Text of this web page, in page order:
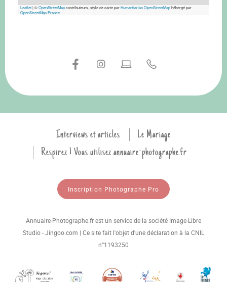
Leaflet|©OpenStreetMapcontributeurs, style de carte parHumanitarian OpenStreetMaphébergé par
OpenStreetMap France
Interviews et articles
Le Mariage
Respirez ! Vous utilisez annuaire-photographe.fr
Inscription Photographe Pro
Annuaire-Photographe.fr est un service de la société Image-Libre
Studio - Jingoo.com | Ce site fait l'objet d'une déclaration à la CNIL
n°1193250